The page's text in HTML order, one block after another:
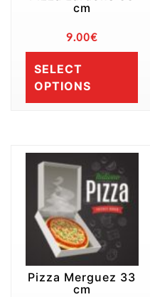
cm
9.00€
SELECT
OPTIONS
Pizza Merguez 33
cm